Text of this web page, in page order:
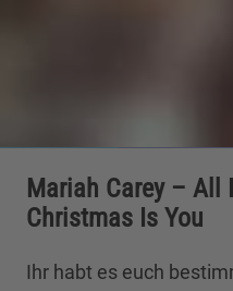
Mariah Carey – All
Christmas Is You
Ihr habt es euch